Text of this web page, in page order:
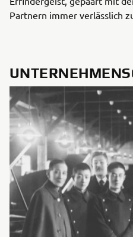
Partnern immer verlässlich